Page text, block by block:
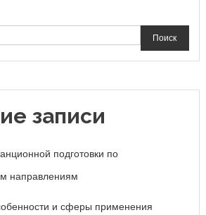
Поиск
записи
подготовки по
направлениям
и сферы применения